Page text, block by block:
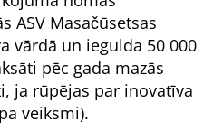
ASV Masačūsetsas
vārdā un iegulda 50 000
pēc gada mazās
ja rūpējas par inovatīva
veiksmi).